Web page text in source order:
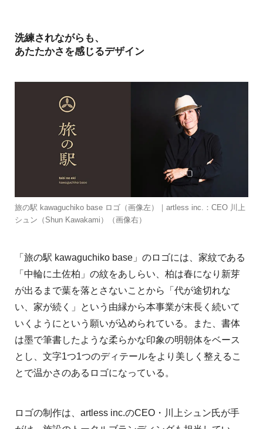
洗練されながらも、
あたたかさを感じるデザイン
旅の駅 kawaguchiko base ロゴ（画像左）｜artless inc.：CEO 川上
シュン（Shun Kawakami）（画像右）
「旅の駅 kawaguchiko base」のロゴには、家紋である
「中輪に土佐柏」の紋をあしらい、柏は春になり新芽
が出るまで葉を落とさないことから「代が途切れな
い、家が続く」という由縁から本事業が末長く続いて
いくようにという願いが込められている。また、書体
は墨で筆書したような柔らかな印象の明朝体をベース
とし、文字1つ1つのディテールをより美しく整えるこ
とで温かさのあるロゴになっている。
ロゴの制作は、artless inc.のCEO・川上シュン氏が手